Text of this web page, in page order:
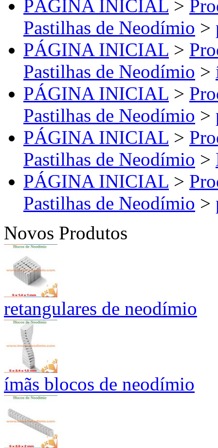
PÁGINA INICIAL >
Pastilhas de Neodímio >
PÁGINA INICIAL >
Pastilhas de Neodímio >
PÁGINA INICIAL >
Pastilhas de Neodímio >
PÁGINA INICIAL >
Pastilhas de Neodímio >
PÁGINA INICIAL >
Pastilhas de Neodímio >
Novos Produtos
retangulares de neodímio
ímãs blocos de neodímio